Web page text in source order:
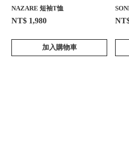
NAZARE 短袖T恤
NT$ 1,980
加入購物車